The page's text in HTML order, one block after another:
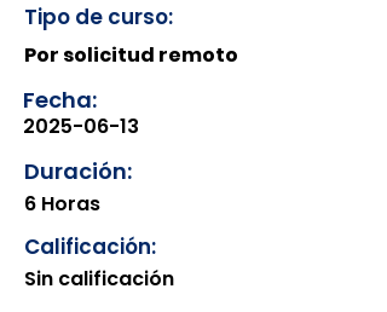
Tipo de curso:
Por solicitud remoto
Fecha:
2025-06-13
Duración:
6 Horas
Calificación:
Sin calificación